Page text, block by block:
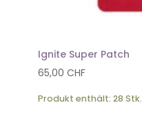
Ignite Super Patch
65,00 CHF
Produkt enthält: 28 Stk.